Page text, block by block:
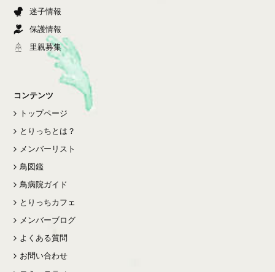
迷子情報
保護情報
里親募集
コンテンツ
トップページ
とりっちとは？
メンバーリスト
鳥図鑑
鳥病院ガイド
とりっちカフェ
メンバーブログ
よくある質問
お問い合わせ